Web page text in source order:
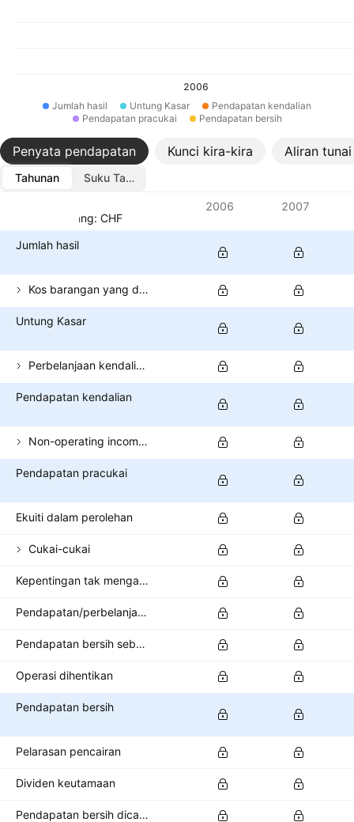
2006
Jumlah hasil
Untung Kasar
Pendapatan kendalian
Pendapatan pracukai
Pendapatan bersih
Penyata pendapatan Kunci kira-kira Aliran tunai
Tahunan
Suku Tahunan
Mata wang: CHF
2006 2007
Jumlah hasil
Kos barangan yang dijual
Untung Kasar
Perbelanjaan kendalian (tidak termasuk COGS)
Pendapatan kendalian
Non-operating income (total)
Pendapatan pracukai
Ekuiti dalam perolehan
Cukai-cukai
Kepentingan tak mengawal/minoriti
Pendapatan/perbelanjaan lain selepas cukai
Pendapatan bersih sebelum kendalian dihentikan
Operasi dihentikan
Pendapatan bersih
Pelarasan pencairan
Dividen keutamaan
Pendapatan bersih dicairkan sedia ada untuk pemegang saham biasa